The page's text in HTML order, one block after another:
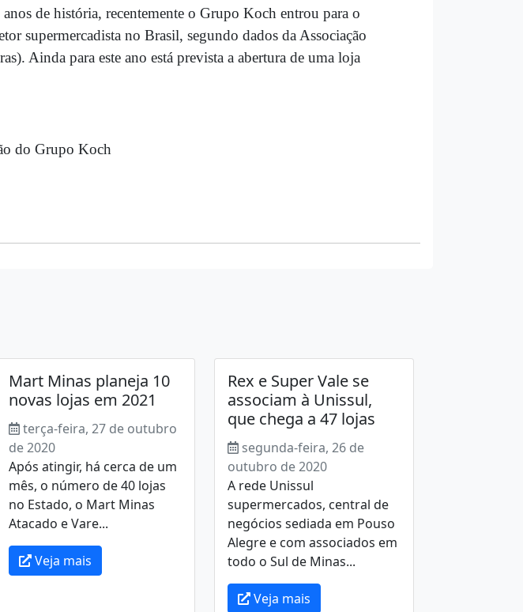
de história, recentemente o Grupo Koch entrou para o
supermercadista no Brasil, segundo dados da Associação
Ainda para este ano está prevista a abertura de uma loja
do Grupo Koch
Mart Minas planeja 10
novas lojas em 2021
terça-feira, 27 de outubro
de 2020
Após atingir, há cerca de um
mês, o número de 40 lojas
no Estado, o Mart Minas
Atacado e Vare...
Veja mais
Rex e Super Vale se
associam à Unissul,
que chega a 47 lojas
segunda-feira, 26 de
outubro de 2020
A rede Unissul
supermercados, central de
negócios sediada em Pouso
Alegre e com associados em
todo o Sul de Minas...
Veja mais